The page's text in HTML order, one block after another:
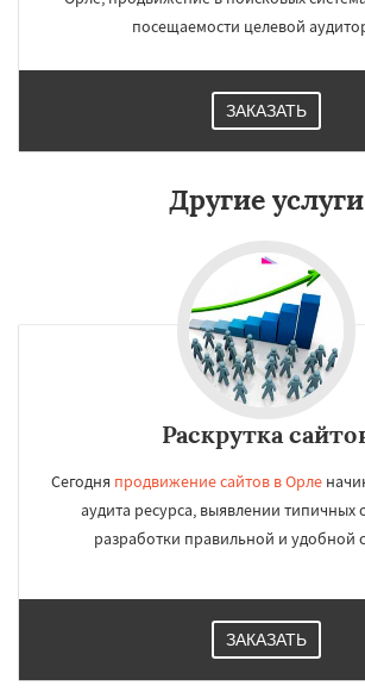
посещаемости целевой
ЗАКАЗАТЬ
Другие услуги
Раскрутка
Сегодня продвижение сайтов в Орле
аудита ресурса, выявлении типичных
разработки правильной и удобной
ЗАКАЗАТЬ